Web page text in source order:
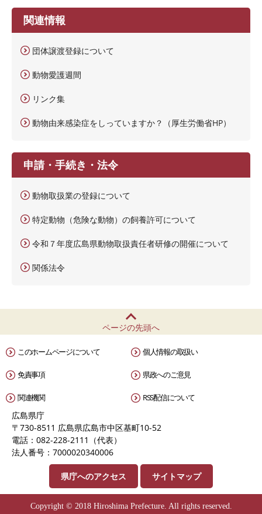
関連情報
団体譲渡登録について
動物愛護週間
リンク集
動物由来感染症をしっていますか？（厚生労働省HP）
申請・手続き・法令
動物取扱業の登録について
特定動物（危険な動物）の飼養許可について
令和７年度広島県動物取扱責任者研修の開催について
関係法令
ページの先頭へ
このホームページについて 個人情報の取扱い
免責事項 県政へのご意見
関連機関 RSS配信について
広島県庁
〒730-8511 広島県広島市中区基町10-52
電話：082-228-2111（代表）
法人番号：7000020340006
県庁へのアクセス サイトマップ
Copyright © 2018 Hiroshima Prefecture. All rights reserved.